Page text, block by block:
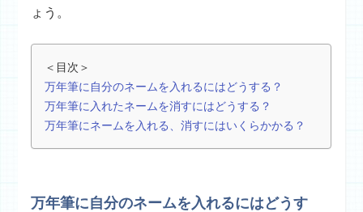
ょう。
＜目次＞
万年筆に自分のネームを入れるにはどうする？
万年筆に入れたネームを消すにはどうする？
万年筆にネームを入れる、消すにはいくらかかる？
万年筆に自分のネームを入れるにはどうす